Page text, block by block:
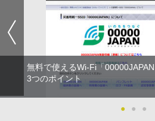
無料で使えるWi-Fi「
3つのポイント
● ● ●